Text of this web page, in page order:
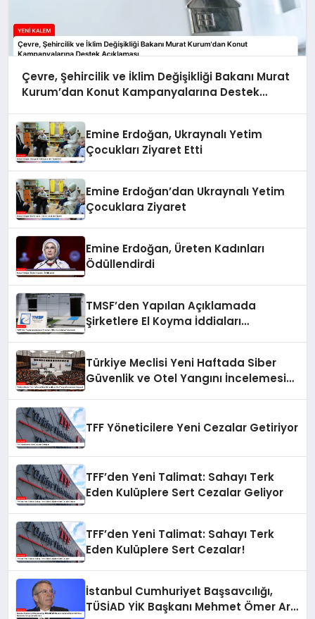
Çevre, Şehircilik ve İklim Değişikliği Bakanı Murat
Kurum’dan Konut Kampanyalarına Destek
Emine Erdoğan, Ukraynalı Yetim
Çocukları Ziyaret Etti
Emine Erdoğan’dan Ukraynalı Yetim
Çocuklara Ziyaret
Emine Erdoğan, Üreten Kadınları
Ödüllendirdi
TMSF’den Yapılan Açıklamada
Şirketlere El Koyma İddiaları
Türkiye Meclisi Yeni Haftada Siber
Güvenlik ve Otel Yangını İncelemesi
TFF Yöneticilere Yeni Cezalar Getiriyor
TFF’den Yeni Talimat: Sahayı Terk
Eden Kulüplere Sert Cezalar Geliyor
TFF’den Yeni Talimat: Sahayı Terk
Eden Kulüplere Sert Cezalar!
İstanbul Cumhuriyet Başsavcılığı,
TÜSİAD YİK Başkanı Mehmet Ömer Arif